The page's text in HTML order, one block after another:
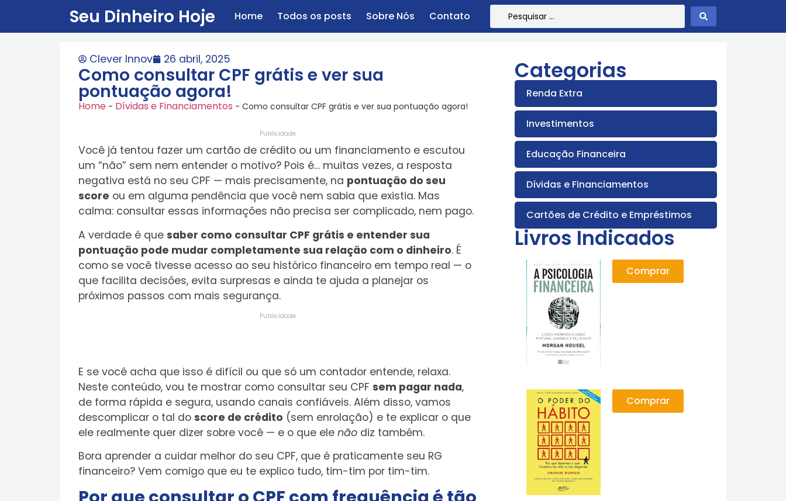
Seu Dinheiro Hoje Home Todos os posts Sobre Nós Contato
Clever Innov 26 abril, 2025
Como consultar CPF grátis e ver sua
pontuação agora!
Home - Dívidas e Financiamentos - Como consultar CPF grátis e ver sua pontuação agora!
Publicidade
Você já tentou fazer um cartão de crédito ou um financiamento e escutou
um “não” sem nem entender o motivo? Pois é… muitas vezes, a resposta
negativa está no seu CPF — mais precisamente, na pontuação do seu
score ou em alguma pendência que você nem sabia que existia. Mas
calma: consultar essas informações não precisa ser complicado, nem pago.
A verdade é que saber como consultar CPF grátis e entender sua
pontuação pode mudar completamente sua relação com o dinheiro. É
como se você tivesse acesso ao seu histórico financeiro em tempo real — o
que facilita decisões, evita surpresas e ainda te ajuda a planejar os
próximos passos com mais segurança.
Publicidade
E se você acha que isso é difícil ou que só um contador entende, relaxa.
Neste conteúdo, vou te mostrar como consultar seu CPF sem pagar nada,
de forma rápida e segura, usando canais confiáveis. Além disso, vamos
descomplicar o tal do score de crédito (sem enrolação) e te explicar o que
ele realmente quer dizer sobre você — e o que ele não diz também.
Bora aprender a cuidar melhor do seu CPF, que é praticamente seu RG
financeiro? Vem comigo que eu te explico tudo, tim-tim por tim-tim.
Categorias
Renda Extra
Investimentos
Educação Financeira
Dívidas e Financiamentos
Cartões de Crédito e Empréstimos
Livros Indicados
Comprar
Comprar